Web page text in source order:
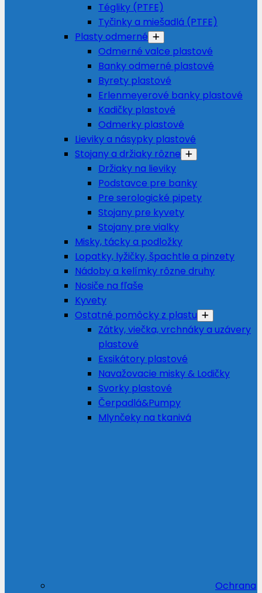
Tégliky (PTFE)
Tyčinky a miešadlá (PTFE)
Plasty odmerné
Odmerné valce plastové
Banky odmerné plastové
Byrety plastové
Erlenmeyerové banky plastové
Kadičky plastové
Odmerky plastové
Lieviky a násypky plastové
Stojany a držiaky rôzne
Držiaky na lieviky
Podstavce pre banky
Pre serologické pipety
Stojany pre kyvety
Stojany pre vialky
Misky, tácky a podložky
Lopatky, lyžičky, špachtle a pinzety
Nádoby a kelímky rôzne druhy
Nosiče na fľaše
Kyvety
Ostatné pomôcky z plastu
Zátky, viečka, vrchnáky a uzávery
plastové
Exsikátory plastové
Navažovacie misky & Lodičky
Svorky plastové
Čerpadlá&Pumpy
Mlynčeky na tkanivá
Ochrana